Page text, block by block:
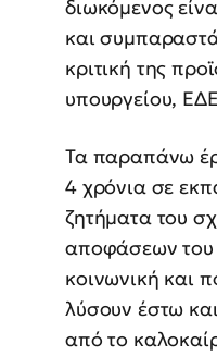
διωκόμενος
και
κριτική της
υπουργείου,
Τα παραπάνω
4 χρόνια σε
ζητήματα του
αποφάσεων του
κοινωνική και
λύσουν έστω
από το